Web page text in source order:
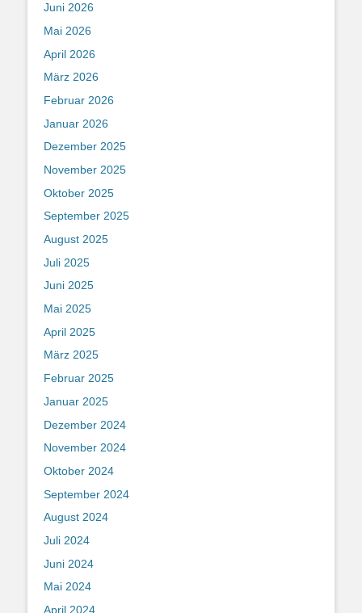
Juni 2026
Mai 2026
April 2026
März 2026
Februar 2026
Januar 2026
Dezember 2025
November 2025
Oktober 2025
September 2025
August 2025
Juli 2025
Juni 2025
Mai 2025
April 2025
März 2025
Februar 2025
Januar 2025
Dezember 2024
November 2024
Oktober 2024
September 2024
August 2024
Juli 2024
Juni 2024
Mai 2024
April 2024